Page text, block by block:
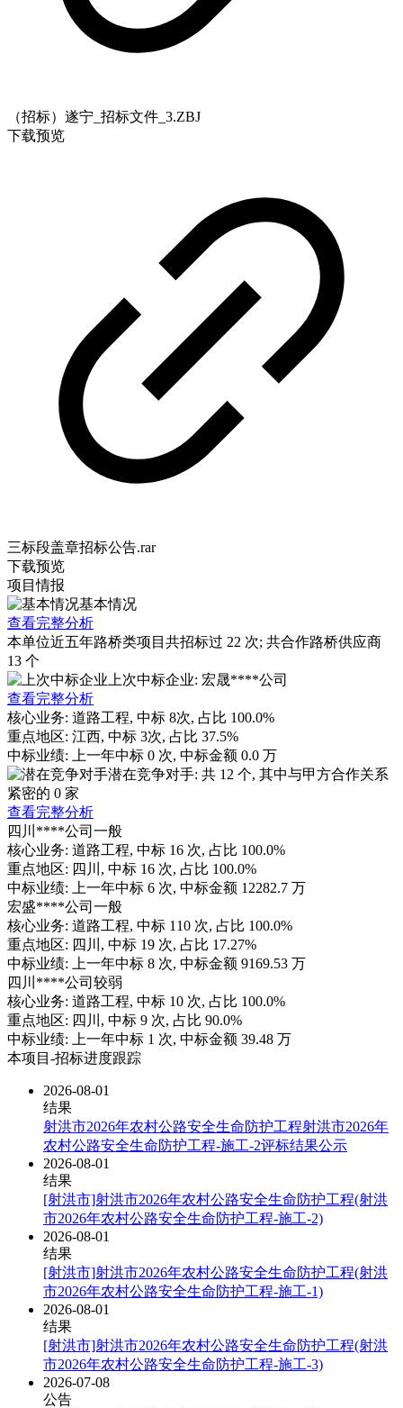
（招标）遂宁_招标文件_3.ZBJ
下载预览
三标段盖章招标公告.rar
下载预览
项目情报
基本情况
查看完整分析
本单位近五年路桥类项目共招标过 22 次; 共合作路桥供应商
13 个
上次中标企业: 宏晟****公司
查看完整分析
核心业务: 道路工程, 中标 8次, 占比 100.0%
重点地区: 江西, 中标 3次, 占比 37.5%
中标业绩:
上一年中标 0 次, 中标金额 0.0 万
潜在竞争对手: 共 12 个, 其中与甲方合作关系
紧密的 0 家
查看完整分析
四川****公司 一般
核心业务: 道路工程, 中标 16 次, 占比 100.0%
重点地区: 四川 , 中标 16 次, 占比 100.0%
中标业绩:
上一年中标 6 次, 中标金额 12282.7 万
宏盛****公司 一般
核心业务: 道路工程, 中标 110 次, 占比 100.0%
重点地区: 四川 , 中标 19 次, 占比 17.27%
中标业绩:
上一年中标 8 次, 中标金额 9169.53 万
四川****公司 较弱
核心业务: 道路工程, 中标 10 次, 占比 100.0%
重点地区: 四川 , 中标 9 次, 占比 90.0%
中标业绩:
上一年中标 1 次, 中标金额 39.48 万
本项目-招标进度跟踪
2026-08-01
结果
射洪市2026年农村公路安全生命防护工程射洪市2026年
农村公路安全生命防护工程-施工-2评标结果公示
2026-08-01
结果
[射洪市]射洪市2026年农村公路安全生命防护工程(射洪
市2026年农村公路安全生命防护工程-施工-2)
2026-08-01
结果
[射洪市]射洪市2026年农村公路安全生命防护工程(射洪
市2026年农村公路安全生命防护工程-施工-1)
2026-08-01
结果
[射洪市]射洪市2026年农村公路安全生命防护工程(射洪
市2026年农村公路安全生命防护工程-施工-3)
2026-07-08
公告